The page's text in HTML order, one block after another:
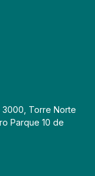
3000, Torre Norte
Parque 10 de